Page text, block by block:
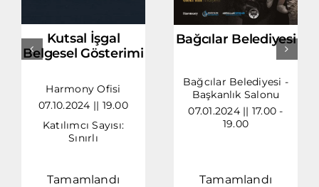
Kutsal İşgal
Belgesel Gösterimi
Harmony Ofisi
07.10.2024 || 19.00
Katılımcı Sayısı:
Sınırlı
Tamamlandı
Bağcılar Belediyesi
Bağcılar Belediyesi -
Başkanlık Salonu
07.01.2024 || 17.00 -
19.00
Tamamlandı